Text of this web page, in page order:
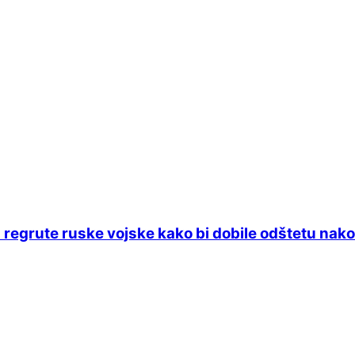
regrute ruske vojske kako bi dobile odštetu